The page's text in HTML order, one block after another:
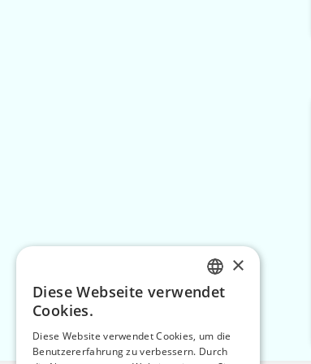
CZECH
ENGLISH
×
Diese Webseite verwendet
Cookies.
Diese Website verwendet Cookies, um die
Benutzererfahrung zu verbessern. Durch